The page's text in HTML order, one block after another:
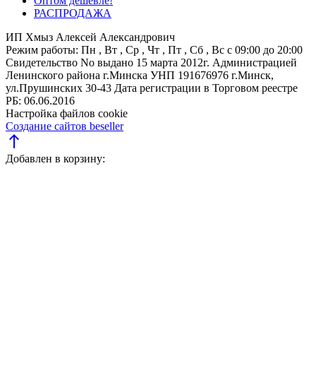
РАСПРОДАЖА
ИП Хмыз Алексей Александрович
Режим работы: Пн , Вт , Ср , Чт , Пт , Сб , Вс c 09:00 до 20:00
Свидетельство No выдано 15 марта 2012г. Администрацией
Ленинского района г.Минска УНП 191676976 г.Минск,
ул.Прушинских 30-43 Дата регистрации в Торговом реестре
РБ: 06.06.2016
Настройка файлов cookie
Создание сайтов beseller
north
Добавлен в корзину: